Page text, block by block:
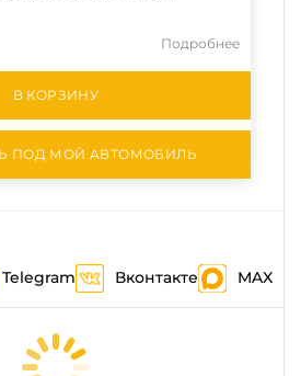
Подробнее
В КОРЗИНУ
ПОД МОЙ АВТОМОБИЛЬ
Telegram Вконтакте MAX